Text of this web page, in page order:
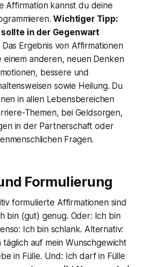
Affirmation kannst du deine
Wichtiger Tipp:
in der Gegenwart
Das Ergebnis von Affirmationen
einem anderen, neuen Denken
bessere und
sowie Heilung. Du
in allen Lebensbereichen
Themen, bei Geldsorgen,
in der Partnerschaft oder
Fragen.
Formulierung
formulierte Affirmationen sind
bin (gut) genug. Oder: Ich bin
Ich bin schlank. Alternativ:
täglich auf mein Wunschgewicht
in Fülle. Und: Ich darf in Fülle